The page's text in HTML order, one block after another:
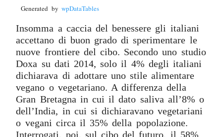
Generated by wpDataTables
Insomma a caccia del benessere gli italiani
accettano di buon grado di sperimentare le
nuove frontiere del cibo. Secondo uno studio
Doxa su dati 2014, solo il 4% degli italiani
dichiarava di adottare uno stile alimentare
vegano o vegetariano. A differenza della
Gran Bretagna in cui il dato saliva all’8% o
dell’India, in cui si dichiaravano vegetariani
o vegani circa il 35% della popolazione.
Interrogati, poi, sul cibo del futuro, il 58%